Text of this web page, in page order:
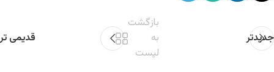
جدیدتر
بازگشت
به
لیست
قدیمی تر